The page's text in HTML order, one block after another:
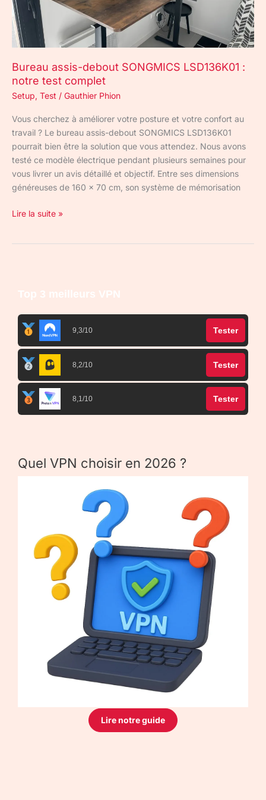
Bureau assis-debout SONGMICS LSD136K01 :
notre test complet
Setup, Test / Gauthier Phion
Vous cherchez à améliorer votre posture et votre confort au
travail ? Le bureau assis-debout SONGMICS LSD136K01
pourrait bien être la solution que vous attendez. Nous avons
testé ce modèle électrique pendant plusieurs semaines pour
vous livrer un avis détaillé et objectif. Entre ses dimensions
généreuses de 160 x 70 cm, son système de mémorisation
test
complet
Lire la suite »
Top 3 meilleurs VPN
9,3/10 Tester
8,2/10 Tester
8,1/10 Tester
Quel VPN choisir en 2026 ?
Lire notre guide